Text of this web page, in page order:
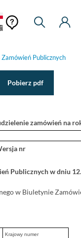
Pomoc
kontekstowa
Pomoc
Moje
Publicznych
Pobierz pdf
zamówień na
nr
Publicznych w dniu
w Biuletynie
Krajowy numer